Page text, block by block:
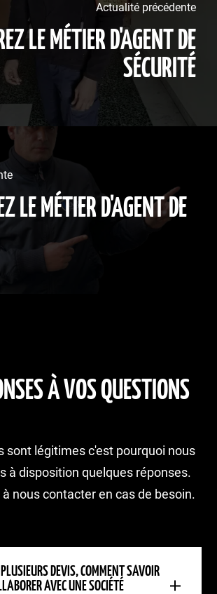
Actualité précédente
LE MÉTIER D'AGENT DE
SÉCURITÉ
LE MÉTIER D'AGENT DE
À VOS QUESTIONS
sont légitimes c'est pourquoi nous
à disposition quelques réponses.
nous contacter en cas de besoin.
DEVIS, COMMENT SAVOIR
AVEC UNE SOCIÉTÉ